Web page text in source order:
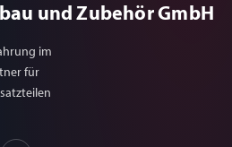
und Zubehör GmbH
im
für